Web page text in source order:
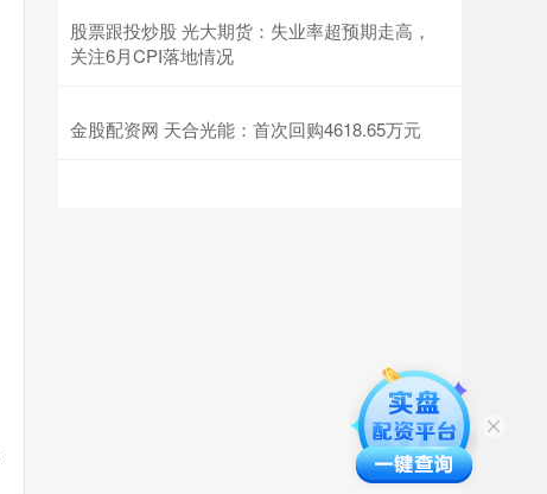
股票跟投炒股 光大期货：失业率超预期走高，
关注6月CPI落地情况
金股配资网 天合光能：首次回购4618.65万元